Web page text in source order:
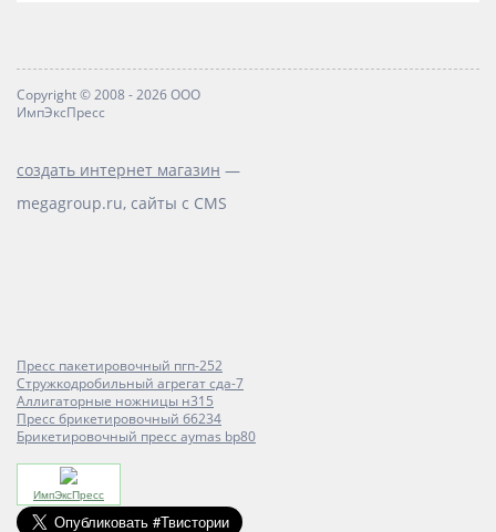
Copyright © 2008 - 2026 ООО
ИмпЭксПресс
Пресс пакетировочный пгп-252
Стружкодробильный агрегат сда-7
Аллигаторные ножницы н315
Пресс брикетировочный б6234
Брикетировочный пресс aymas bp80
ИмпЭксПресс
создать интернет магазин —
megagroup.ru, сайты с CMS